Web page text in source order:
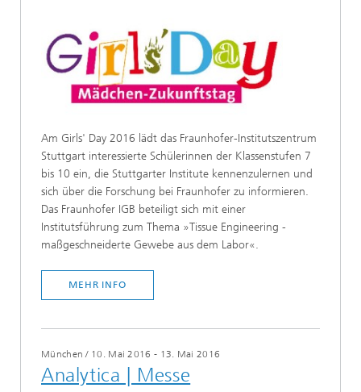
Am Girls' Day 2016 lädt das Fraunhofer-Institutszentrum
Stuttgart interessierte Schülerinnen der Klassenstufen 7
bis 10 ein, die Stuttgarter Institute kennenzulernen und
sich über die Forschung bei Fraunhofer zu informieren.
Das Fraunhofer IGB beteiligt sich mit einer
Institutsführung zum Thema »Tissue Engineering -
maßgeschneiderte Gewebe aus dem Labor«.
MEHR INFO
München / 10. Mai 2016 - 13. Mai 2016
Analytica | Messe